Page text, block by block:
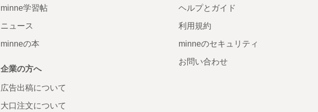
minne学習帖
ニュース
minneの本
企業の方へ
広告出稿について
大口注文について
ヘルプとガイド
利用規約
minneのセキュリティ
お問い合わせ